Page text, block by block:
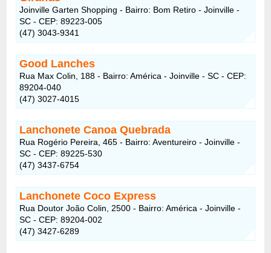
Joinville Garten Shopping - Bairro: Bom Retiro - Joinville -
SC - CEP: 89223-005
(47) 3043-9341
Good Lanches
Rua Max Colin, 188 - Bairro: América - Joinville - SC - CEP:
89204-040
(47) 3027-4015
Lanchonete Canoa Quebrada
Rua Rogério Pereira, 465 - Bairro: Aventureiro - Joinville -
SC - CEP: 89225-530
(47) 3437-6754
Lanchonete Coco Express
Rua Doutor João Colin, 2500 - Bairro: América - Joinville -
SC - CEP: 89204-002
(47) 3427-6289